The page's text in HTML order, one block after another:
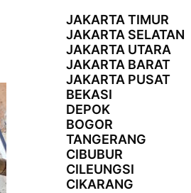
JAKARTA TIMUR
JAKARTA SELATAN
JAKARTA UTARA
JAKARTA BARAT
JAKARTA PUSAT
BEKASI
DEPOK
BOGOR
TANGERANG
CIBUBUR
CILEUNGSI
CIKARANG